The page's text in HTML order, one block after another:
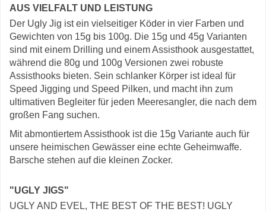
AUS VIELFALT UND LEISTUNG
Der Ugly Jig ist ein vielseitiger Köder in vier Farben und
Gewichten von 15g bis 100g. Die 15g und 45g Varianten
sind mit einem Drilling und einem Assisthook ausgestattet,
während die 80g und 100g Versionen zwei robuste
Assisthooks bieten. Sein schlanker Körper ist ideal für
Speed Jigging und Speed Pilken, und macht ihn zum
ultimativen Begleiter für jeden Meeresangler, die nach dem
großen Fang suchen.
Mit abmontiertem Assisthook ist die 15g Variante auch für
unsere heimischen Gewässer eine echte Geheimwaffe.
Barsche stehen auf die kleinen Zocker.
"UGLY JIGS"
UGLY AND EVEL, THE BEST OF THE BEST! UGLY